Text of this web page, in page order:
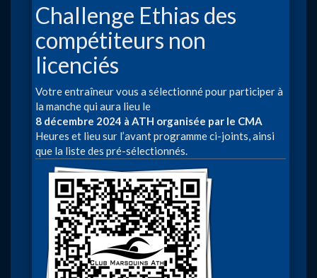
Challenge Ethias des
compétiteurs non
licenciés
Votre entraîneur vous a sélectionné pour participer à
la manche qui aura lieu le
8 décembre 2024 à ATH organisée par le CMA
Heures et lieu sur l’avant programme ci-joints, ainsi
que la liste des pré-sélectionnés.
Image